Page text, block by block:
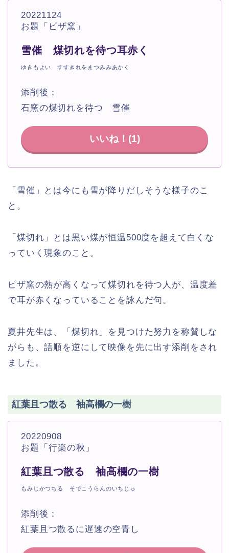
20221124
お題「ピザ窯」
雪催 煤切れを待つ耳赤く
ゆきもよい すすきれをまつみみあかく
添削後：
石窯の煤切れを待つ 雪催
いいね！(1)
「雪催」とは今にも雪が降りだしそうな様子のこ
と。
「煤切れ」とは黒い煤が恒温500度を超えて白くな
っていく現象のこと。
ピザ窯の熱が高くなって煤切れを待つ人が、温度差
で耳が赤くなっていることを詠んだ句。
夏井先生は、「煤切れ」を見つけた努力を称賛しな
がらも、語順を逆にして映像を先に出す添削をされ
ました。
紅葉且つ散る 袖高欄の一樹
20220908
お題「行楽の秋」
紅葉且つ散る 袖高欄の一樹
もみじかつちる そでこうらんのいちじゅ
添削後：
紅葉且つ散るに遅速の空青し